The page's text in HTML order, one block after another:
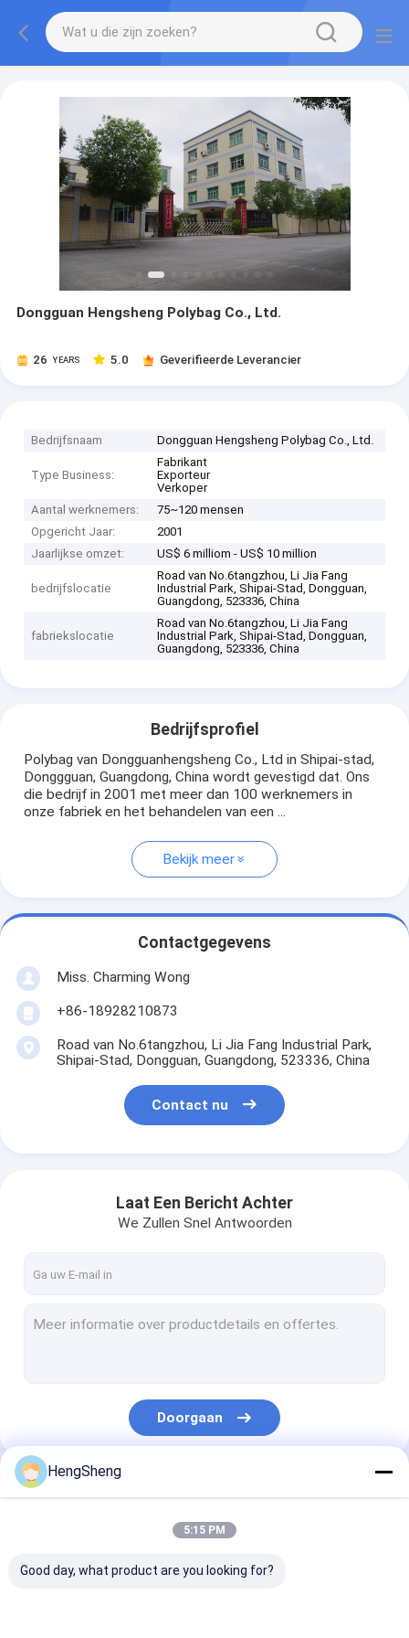
Dongguan Hengsheng Polybag Co., Ltd.
26 YEARS 5.0 Geverifieerde Leverancier
Bedrijfsnaam Dongguan Hengsheng Polybag Co., Ltd.
Type Business:
Fabrikant
Exporteur
Verkoper
Aantal werknemers:
75~120 mensen
Opgericht Jaar:
2001
Jaarlijkse omzet:
US$ 6 milliom - US$ 10 million
bedrijfslocatie
Road van No.6tangzhou, Li Jia Fang
Industrial Park, Shipai-Stad, Dongguan,
Guangdong, 523336, China
fabriekslocatie
Road van No.6tangzhou, Li Jia Fang
Industrial Park, Shipai-Stad, Dongguan,
Guangdong, 523336, China
Bedrijfsprofiel
Polybag van Dongguanhengsheng Co., Ltd in Shipai-stad,
Donggguan, Guangdong, China wordt gevestigd dat. Ons
die bedrijf in 2001 met meer dan 100 werknemers in
onze fabriek en het behandelen van een ...
Bekijk meer
Contactgegevens
Miss. Charming Wong
+86-18928210873
Road van No.6tangzhou, Li Jia Fang Industrial Park,
Shipai-Stad, Dongguan, Guangdong, 523336, China
Contact nu
Laat Een Bericht Achter
We Zullen Snel Antwoorden
Doorgaan
Onze Categorieën
HengSheng
5:15 PM
Good day, what product are you looking for?